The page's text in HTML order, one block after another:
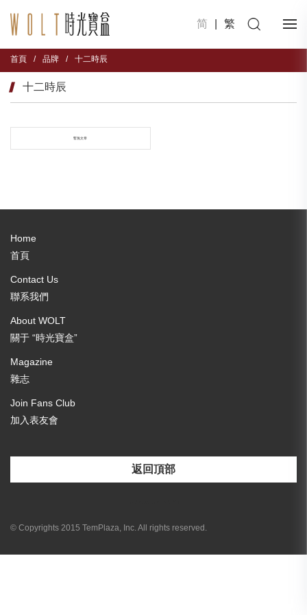
简 繁
首頁 / 品牌 / 十二時辰
十二時辰
暫無文章
Home
首頁
Contact Us
聯系我們
About WOLT
關于 “時光寶盒”
Magazine
雜志
Join Fans Club
加入表友會
返回頂部
© Copyrights 2015 TemPlaza, Inc. All rights reserved.